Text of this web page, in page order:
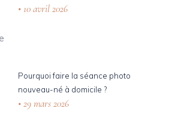
10 avril 2026
Pourquoi faire la séance photo
nouveau-né à domicile ?
29 mars 2026